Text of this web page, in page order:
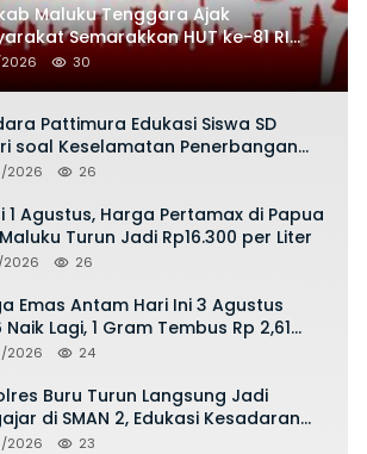
Maluku Tenggara Ajak
Semarakkan HUT ke-81 RI
Semangat Nasionalisme
30
Pattimura Edukasi Siswa SD
soal Keselamatan Penerbangan
Bermain Layang-layang di
2026 26
1 Agustus, Harga Pertamax di Papua
Turun Jadi Rp16.300 per Liter
2026 26
Emas Antam Hari Ini 3 Agustus
Naik Lagi, 1 Gram Tembus Rp 2,61
2026 24
Buru Turun Langsung Jadi
di SMAN 2, Edukasi Kesadaran
dan Stop Kekerasan
2026 23